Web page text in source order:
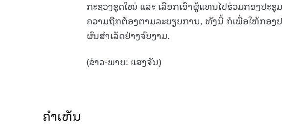
ກະຊວງຊຸດໃໝ່ ແລະ ເລືອກເອົາຜູ້ແທນໄປຮ່ວມກອງປ
ຄວາມຖືກຕ້ອງຕາມລະບຽບການ, ທັງນີ້ ກໍເພື່ອໃຫ້ກອງ
ຜົນສໍາເລັດຢ່າງຈົບງາມ.
(ຂ່າວ-ພາບ: ແສງຈັນ)
ຄໍາເຫັນ